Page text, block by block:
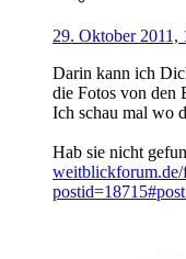
29. Oktober 2011,
Darin kann ich
die Fotos von den
Ich schau mal wo
Hab sie nicht
weitblickforum.de/